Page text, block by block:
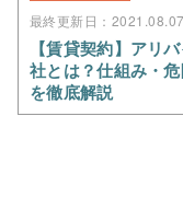
最終更新日：2021.08.07
【賃貸契約】アリ
社とは？仕組み・
を徹底解説